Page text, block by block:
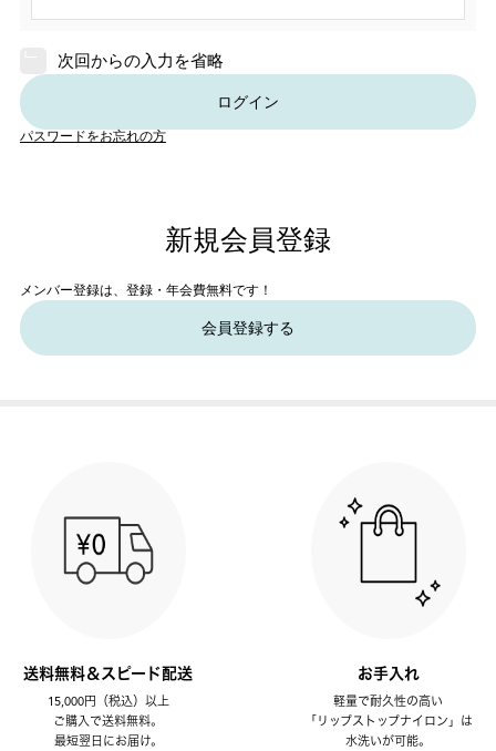
次回からの入力を省略
ログイン
パスワードをお忘れの方
新規会員登録
メンバー登録は、登録・年会費無料です！
会員登録する
送料無料＆スピード配送
15,000円（税込）以上
ご購入で送料無料。
最短翌日にお届け。
お手入れ
軽量で耐久性の高い
「リップストップナイロン」は
水洗いが可能。